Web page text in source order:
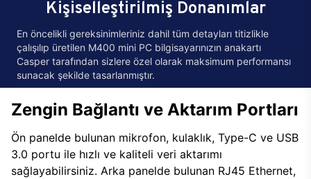
Kişiselleştirilmiş Donanımlar
En öncelikli gereksinimleriniz dahil tüm detayları titizlikle
çalışılıp üretilen M400 mini PC bilgisayarınızın anakartı
Casper tarafından sizlere özel olarak maksimum performansı
sunacak şekilde tasarlanmıştır.
Zengin Bağlantı ve Aktarım Portları
Ön panelde bulunan mikrofon, kulaklık, Type-C ve USB
3.0 portu ile hızlı ve kaliteli veri aktarımı
sağlayabilirsiniz. Arka panelde bulunan RJ45 Ethernet,